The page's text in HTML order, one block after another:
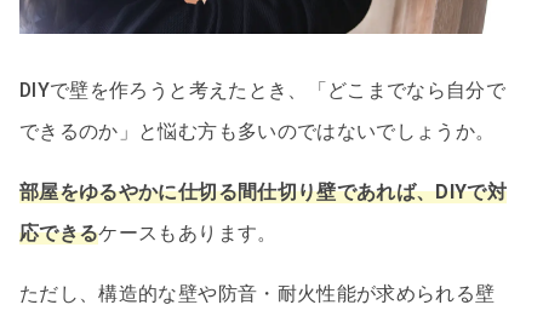
DIYで壁を作ろうと考えたとき、「どこまでなら自分で
できるのか」と悩む方も多いのではないでしょうか。
部屋をゆるやかに仕切る間仕切り壁であれば、DIYで対
応できるケースもあります。
ただし、構造的な壁や防音・耐火性能が求められる壁